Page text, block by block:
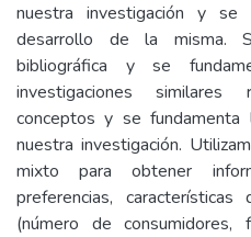
nuestra investigación y
desarrollo de la misma.
bibliográfica y se
investigaciones similares
conceptos y se
nuestra investigación.
mixto para obtener
preferencias,
(número de consumidores,